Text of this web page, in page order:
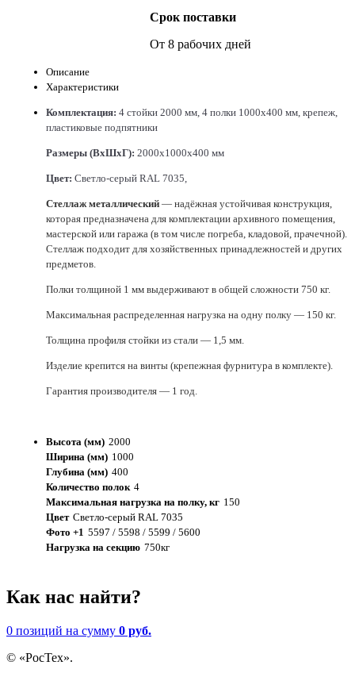
Срок поставки
От 8 рабочих дней
Описание
Характеристики
Комплектация: 4 стойки 2000 мм, 4 полки 1000х400 мм, крепеж,
пластиковые подпятники
Размеры (ВхШхГ): 2000х1000х400 мм
Цвет: Светло-серый RAL 7035,
Стеллаж металлический — надёжная устойчивая конструкция,
которая предназначена для комплектации архивного помещения,
мастерской или гаража (в том числе погреба, кладовой, прачечной).
Стеллаж подходит для хозяйственных принадлежностей и других
предметов.
Полки толщиной 1 мм выдерживают в общей сложности 750 кг.
Максимальная распределенная нагрузка на одну полку — 150 кг.
Толщина профиля стойки из стали — 1,5 мм.
Изделие крепится на винты (крепежная фурнитура в комплекте).
Гарантия производителя — 1 год.
Высота (мм) 2000
Ширина (мм) 1000
Глубина (мм) 400
Количество полок 4
Максимальная нагрузка на полку, кг 150
Цвет Светло-серый RAL 7035
Фото +1 5597 / 5598 / 5599 / 5600
Нагрузка на секцию 750кг
Как нас найти?
0 позиций на сумму 0 руб.
© «РосТех».